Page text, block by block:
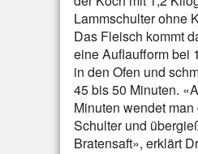
Lammschulter ohne
Das Fleisch kommt
eine Auflaufform bei
in den Ofen und
45 bis 50 Minuten.
Minuten wendet man
Schulter und
Bratensaft», erklärt